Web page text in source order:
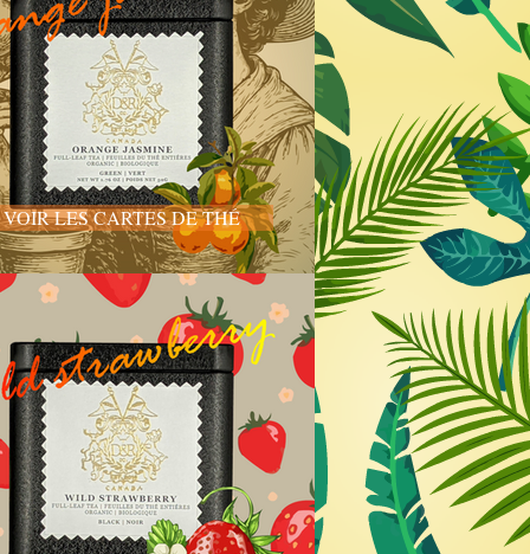
VOIR LES CARTES DE THÉ